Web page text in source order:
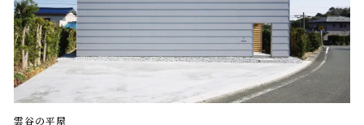
雲谷の平屋